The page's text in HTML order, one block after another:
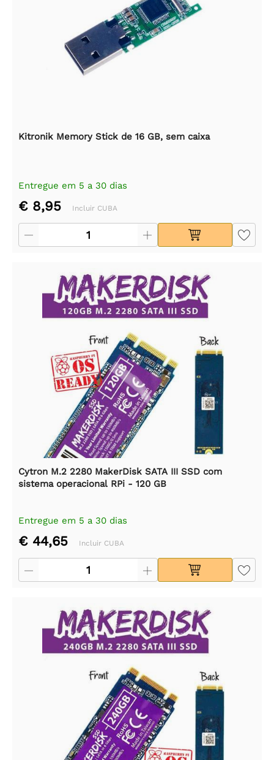
Kitronik Memory Stick de 16 GB, sem caixa
Entregue em 5 a 30 dias
€ 8,95 Incluir CUBA
Cytron M.2 2280 MakerDisk SATA III SSD com
sistema operacional RPi - 120 GB
Entregue em 5 a 30 dias
€ 44,65 Incluir CUBA